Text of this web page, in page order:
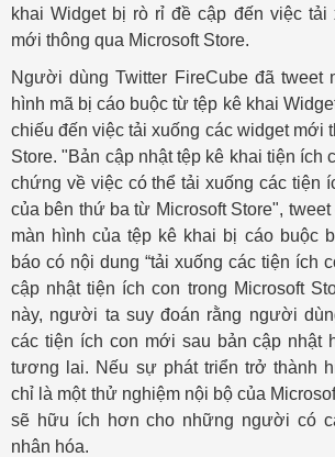
khai Widget bị rò rỉ đề cập đến việc tải
mới thông qua Microsoft Store.
Người dùng Twitter FireCube đã tweet
hình mã bị cáo buộc từ tệp kê khai
chiếu đến việc tải xuống các widget mới
Store. "Bản cập nhật tệp kê khai tiện ích
chứng về việc có thể tải xuống các tiện
của bên thứ ba từ Microsoft Store",
màn hình của tệp kê khai bị cáo buộc
báo có nội dung “tải xuống các tiện ích
cập nhật tiện ích con trong Microsoft
này, người ta suy đoán rằng người
các tiện ích con mới sau bản cập nhật
tương lai. Nếu sự phát triển trở thành
chỉ là một thử nghiệm nội bộ của
sẽ hữu ích hơn cho những người có
nhân hóa.